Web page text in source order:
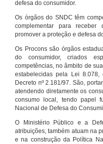
defesa do consumidor.
Os órgãos do SNDC têm
complementar para receber
promover a proteção e defesa
Os Procons são órgãos
do consumidor, criados
competências, no âmbito de
estabelecidas pela Lei
Decreto nº 2.181/97. São,
atendendo diretamente os
consumo local, tendo papel
Nacional de Defesa do
O Ministério Público e a
atribuições, também atuam na
e na construção da Política